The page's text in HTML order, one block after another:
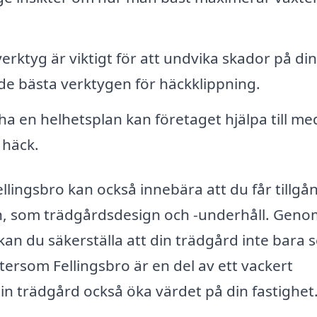
är viktigt för att undvika skador på
bästa verktygen för häckklippning.
en helhetsplan kan företaget hjälpa till
kan också innebära att du får
trädgårdsdesign och -underhåll.
du säkerställa att din trädgård inte bara
Fellingsbro är en del av ett vackert
trädgård också öka värdet på din